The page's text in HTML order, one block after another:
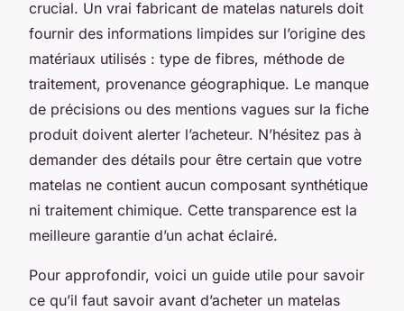
crucial. Un vrai fabricant de matelas naturels doit
fournir des informations limpides sur l’origine des
matériaux utilisés : type de fibres, méthode de
traitement, provenance géographique. Le manque
de précisions ou des mentions vagues sur la fiche
produit doivent alerter l’acheteur. N’hésitez pas à
demander des détails pour être certain que votre
matelas ne contient aucun composant synthétique
ni traitement chimique. Cette transparence est la
meilleure garantie d’un achat éclairé.
Pour approfondir, voici un guide utile pour savoir
ce qu’il faut savoir avant d’acheter un matelas